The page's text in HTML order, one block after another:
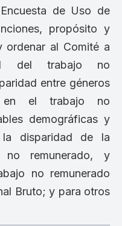
de Uso de
propósito y
ordenar al Comité a
del trabajo no
entre géneros
en el trabajo no
demográficas y
disparidad de la
no remunerado, y
no remunerado
Bruto; y para otros